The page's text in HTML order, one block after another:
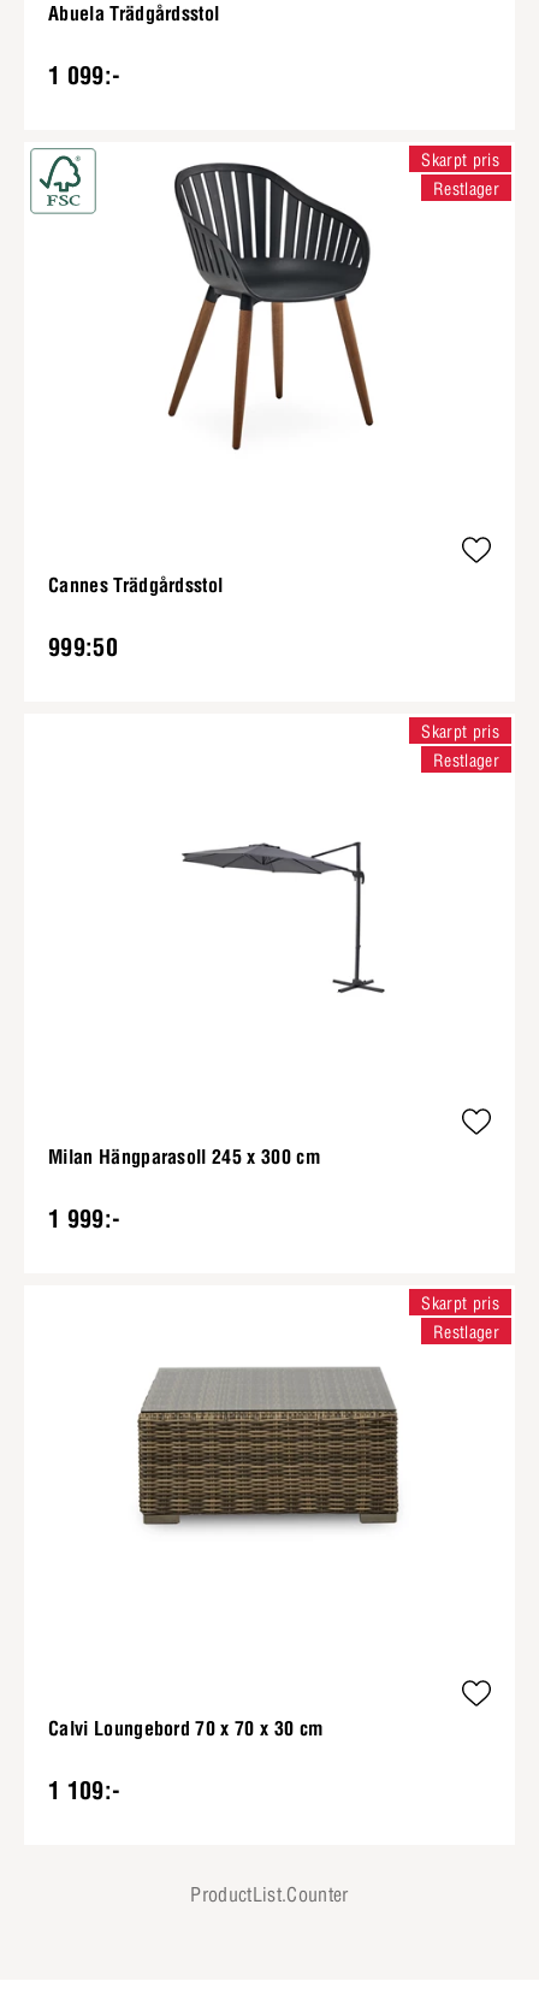
Abuela Trädgårdsstol
1 099:-
Cannes Trädgårdsstol
999:50
Skarpt pris
Restlager
Milan Hängparasoll 245 x 300 cm
1 999:-
Skarpt pris
Restlager
Calvi Loungebord 70 x 70 x 30 cm
1 109:-
Skarpt pris
Restlager
ProductList.Counter